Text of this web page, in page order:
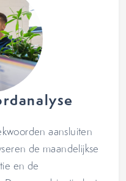
aansluiten
de maandelijkse
en de